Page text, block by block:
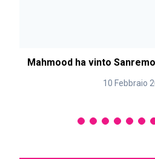
Mahmood ha vinto
10 Febbraio